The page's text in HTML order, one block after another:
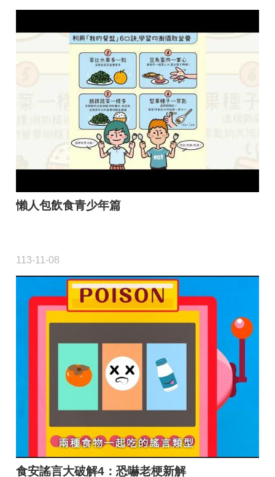
懶人包飲食青少年篇
113-11-08
食安謠言大破解4：恐嚇老梗新解